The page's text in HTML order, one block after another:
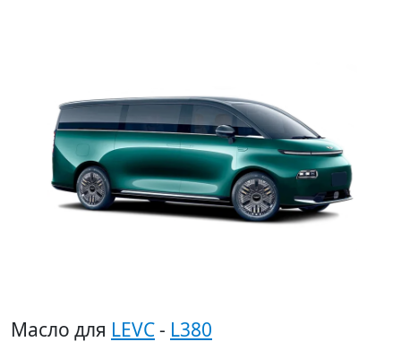
Масло для LEVC- L380